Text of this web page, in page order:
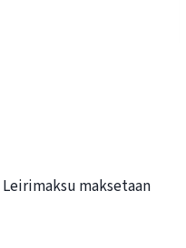
Leirimaksu maksetaan